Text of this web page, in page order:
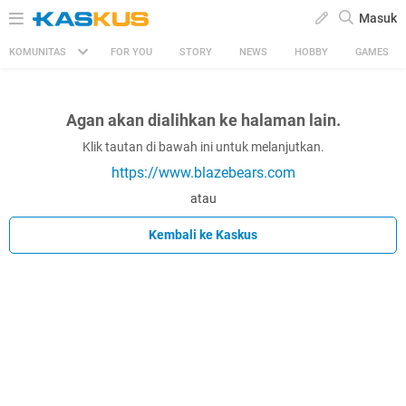
Masuk
KOMUNITAS FOR YOU STORY NEWS HOBBY GAMES
Agan akan dialihkan ke halaman lain.
Klik tautan di bawah ini untuk melanjutkan.
https://www.blazebears.com
atau
Kembali ke Kaskus